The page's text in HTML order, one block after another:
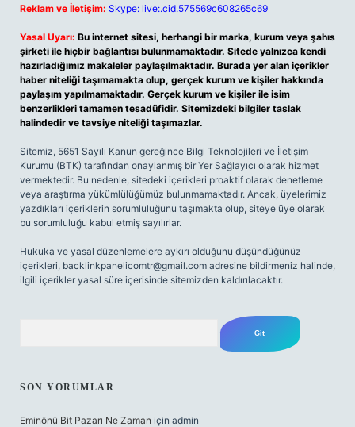
Reklam ve İletişim: Skype: live:.cid.575569c608265c69
Yasal Uyarı: Bu internet sitesi, herhangi bir marka, kurum veya şahıs
şirketi ile hiçbir bağlantısı bulunmamaktadır. Sitede yalnızca kendi
hazırladığımız makaleler paylaşılmaktadır. Burada yer alan içerikler
haber niteliği taşımamakta olup, gerçek kurum ve kişiler hakkında
paylaşım yapılmamaktadır. Gerçek kurum ve kişiler ile isim
benzerlikleri tamamen tesadüfidir. Sitemizdeki bilgiler taslak
halindedir ve tavsiye niteliği taşımazlar.
Sitemiz, 5651 Sayılı Kanun gereğince Bilgi Teknolojileri ve İletişim
Kurumu (BTK) tarafından onaylanmış bir Yer Sağlayıcı olarak hizmet
vermektedir. Bu nedenle, sitedeki içerikleri proaktif olarak denetleme
veya araştırma yükümlülüğümüz bulunmamaktadır. Ancak, üyelerimiz
yazdıkları içeriklerin sorumluluğunu taşımakta olup, siteye üye olarak
bu sorumluluğu kabul etmiş sayılırlar.
Hukuka ve yasal düzenlemelere aykırı olduğunu düşündüğünüz
içerikleri, backlinkpanelicomtr@gmail.com adresine bildirmeniz halinde,
ilgili içerikler yasal süre içerisinde sitemizden kaldırılacaktır.
SON YORUMLAR
Eminönü Bit Pazarı Ne Zaman için admin